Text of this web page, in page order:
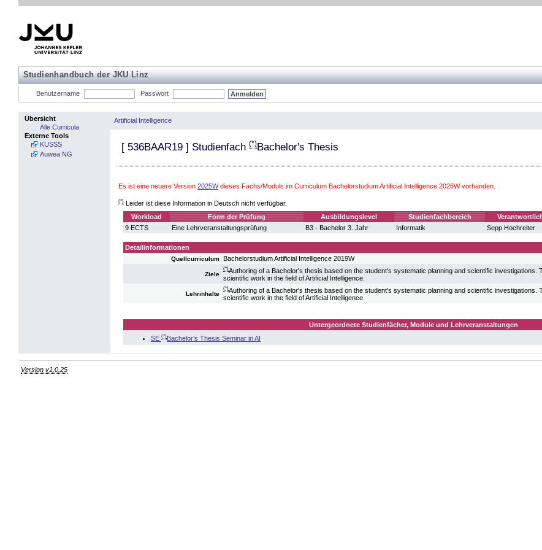
Studienhandbuch der JKU Linz
Benutzername Passwort
Übersicht
Alle Curricula
Externe Tools
KUSSS
Auwea NG
Artificial Intelligence
[ 536BAAR19 ] Studienfach (*)Bachelor's Thesis
Es ist eine neuere Version 2025Wdieses Fachs/Moduls im Curriculum Bachelorstudium Artificial Intelligence 2026W vorhanden.
(*) Leider ist diese Information in Deutsch nicht verfügbar.
Workload
Form der Prüfung Ausbildungslevel Studienfachbereich
9 ECTS
Eine Lehrveranstaltungsprüfung B3 - Bachelor 3. Jahr Informatik Sepp Hochreiter
Detailinformationen
Quellcurriculum Bachelorstudium Artificial Intelligence 2019W
Ziele
(*)Authoring of a Bachelor's thesis based on the student's systematic planning and scientific
scientific work in the field of Artificial Intelligence.
Lehrinhalte
(*)Authoring of a Bachelor's thesis based on the student's systematic planning and scientific
scientific work in the field of Artificial Intelligence.
Untergeordnete Studienfächer, Module und Lehrveranstaltungen
SE (*)Bachelor’s Thesis Seminar in AI
Version v1.0.25